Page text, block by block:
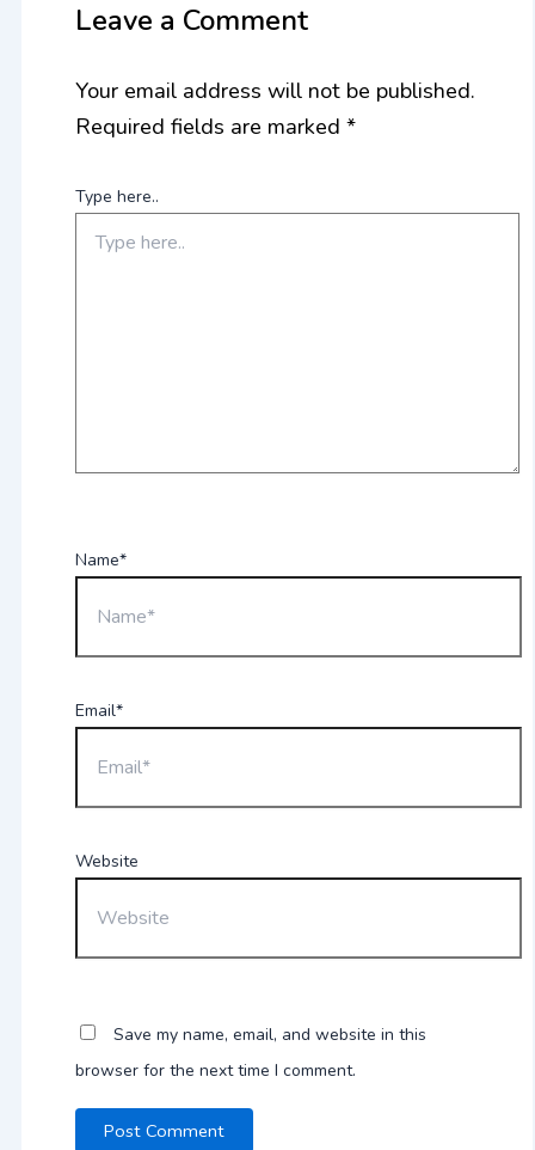
Leave a Comment
Your email address will not be published.
Required fields are marked*
Type here..
Name*
Email*
Website
Save my name, email, and website in this
browser for the next time I comment.